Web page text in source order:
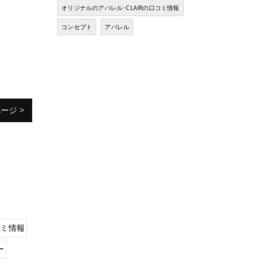
ジ >
情報
オリジナルのアパレル･CLAIRの口コミ情報
コンセプト アパレル